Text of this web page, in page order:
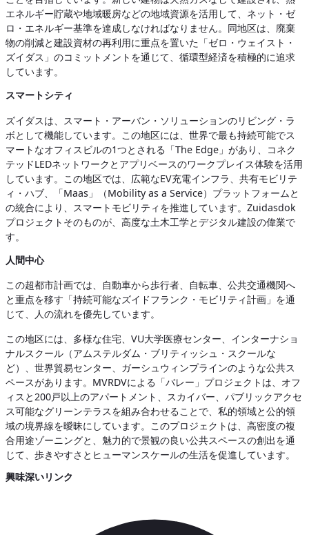
エネルギー貯蔵や地域暖房などの地域資源を活用して、ネット・ゼ
ロ・エネルギー基準を達成しなければなりません。同地区は、廃棄
物の削減と建設資材の再利用に重点を置いた「ゼロ・ウェイスト・
ズイダス」のコミットメントを通じて、循環型経済を積極的に追求
しています。
スマートシティ
ズイダスは、スマート・アーバン・ソリューションのリビング・ラ
ボとして機能しています。この地区には、世界で最も持続可能でス
マートなオフィスビルの1つとされる「The Edge」があり、コネク
テッドLEDネットワークとアプリベースのワークプレイス体験を活用
しています。この地区では、広範なEV充電インフラ、共有モビリテ
ィ・ハブ、「Maas」（Mobility as a Service）プラットフォームと
の統合により、スマートモビリティを推進しています。Zuidasdok
プロジェクトそのものが、高度な土木工学とデジタル建設の偉業で
す。
人間中心
この超都市計画では、自動車から歩行者、自転車、公共交通機関へ
と重点を移す「持続可能なズイドフランク・モビリティ計画」を通
じて、人の流れを優先しています。
この地区には、多様な住宅、VU大学医療センター、インターナショ
ナルスクール（アムステルダム・ブリティッシュ・スクールな
ど）、世界貿易センター、ガーシュウィンプラインのような公共ス
ペースがあります。MVRDVによる「バレー」プロジェクトは、オフ
ィスと200戸以上のアパートメント、スカイバー、パブリックアクセ
ス可能なグリーンテラスを組み合わせることで、私的領域と公的領
域の境界線を曖昧にしています。このプロジェクトは、高密度の複
合用途ゾーニングと、魅力的で景観の良い公共スペースの創出を通
じて、歩きやすさとヒューマンスケールの生活を促進しています。
興味深いリンク